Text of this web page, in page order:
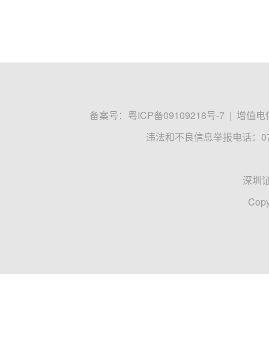
备案号： 粤ICP备09109218号-7 | 增值电
违法和不良信息举报电话：
深圳